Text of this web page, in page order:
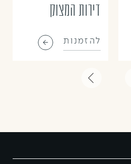
דירות המצוק
להזמנות